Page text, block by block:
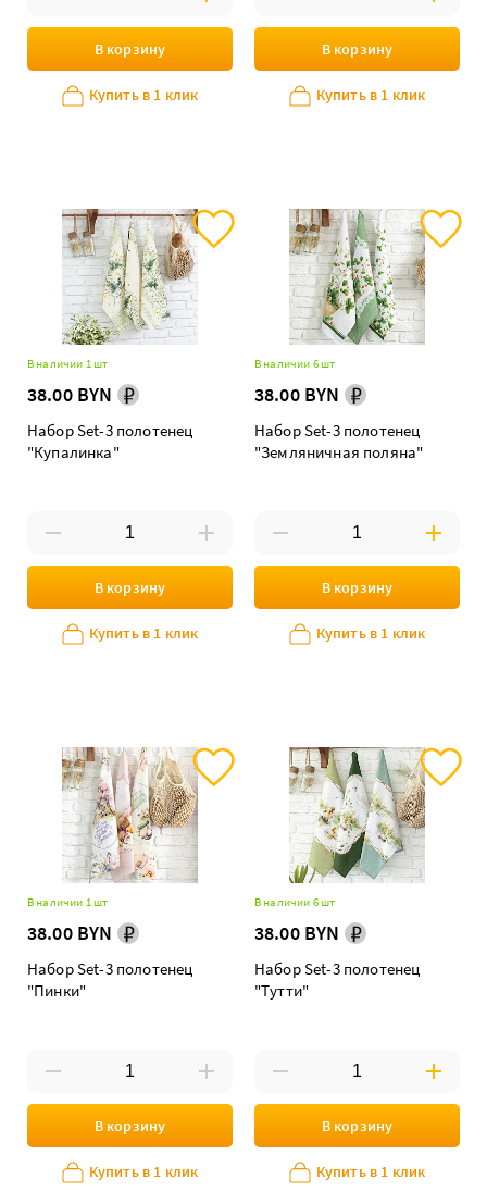
В корзину
Купить в 1 клик
В корзину
Купить в 1 клик
В наличии 1 шт
38.00 BYN
Набор Set-3 полотенец
"Купалинка"
В корзину
Купить в 1 клик
В наличии 6 шт
38.00 BYN
Набор Set-3 полотенец
"Земляничная поляна"
В корзину
Купить в 1 клик
В наличии 1 шт
38.00 BYN
Набор Set-3 полотенец
"Пинки"
В корзину
Купить в 1 клик
В наличии 6 шт
38.00 BYN
Набор Set-3 полотенец
"Тутти"
В корзину
Купить в 1 клик